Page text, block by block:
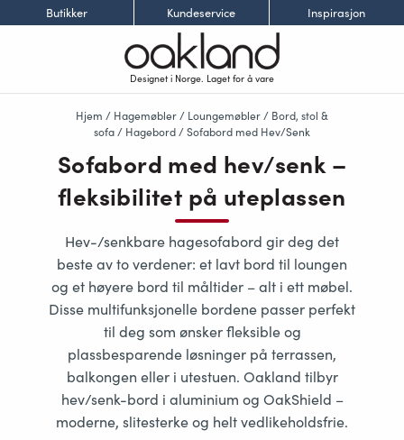
Butikker Kundeservice Inspirasjon
Designet i Norge. Laget for å vare
Hjem / Hagemøbler / Loungemøbler / Bord, stol &
sofa / Hagebord / Sofabord med Hev/Senk
Sofabord med hev/senk –
fleksibilitet på uteplassen
Hev-/senkbare hagesofabord gir deg det
beste av to verdener: et lavt bord til loungen
og et høyere bord til måltider – alt i ett møbel.
Disse multifunksjonelle bordene passer perfekt
til deg som ønskerfleksible og
plassbesparende løsninger på terrassen,
balkongen eller i utestuen. Oakland tilbyr
hev/senk-bord i aluminium og OakShield –
moderne, slitesterke og helt vedlikeholdsfrie.